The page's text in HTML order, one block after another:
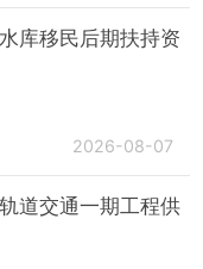
库移民后期扶持资
2026-08-07
道交通一期工程供